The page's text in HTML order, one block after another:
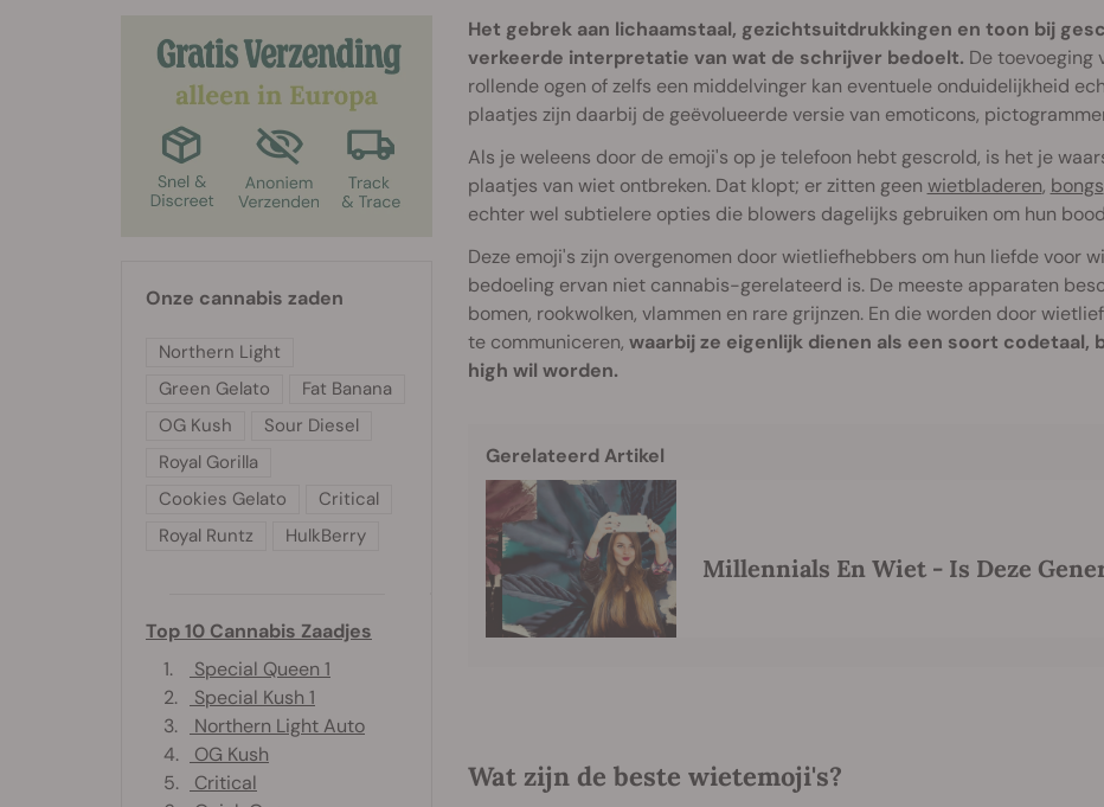
Het gebrek aan lichaamstaal, gezichtsuitdrukkingen en toon bij
verkeerde interpretatie van wat de schrijver bedoelt. De toevoeging
rollende ogen of zelfs een middelvinger kan eventuele onduidelijkheid
plaatjes zijn daarbij de geëvolueerde versie van emoticons,
Als je weleens door de emoji's op je telefoon hebt gescrold, is het je
plaatjes van wiet ontbreken. Dat klopt; er zitten geen wietbladeren, bongs
echter wel subtielere opties die blowers dagelijks gebruiken om hun
Deze emoji's zijn overgenomen door wietliefhebbers om hun liefde voor
bedoeling ervan niet cannabis-gerelateerd is. De meeste apparaten
bomen, rookwolken, vlammen en rare grijnzen. En die worden door
te communiceren, waarbij ze eigenlijk dienen als een soort codetaal,
high wil worden.
Gerelateerd Artikel
Millennials En Wiet - Is Deze
Wat zijn de beste wietemoji's?
Onze cannabis zaden
Northern Light
Green Gelato
Fat Banana
OG Kush
Sour Diesel
Royal Gorilla
Cookies Gelato
Critical
Royal Runtz
HulkBerry
Top 10 Cannabis Zaadjes
1.
Special Queen 1
2.
Special Kush 1
3.
Northern Light Auto
4.
OG Kush
5.
Critical